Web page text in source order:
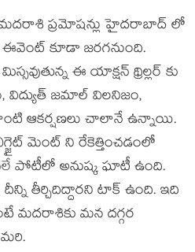
మదరాశి ప్రమోషన్లు హైదరాబాద్ లో
కూడా జరగనుంది.
ఈ యాక్షన్ థ్రిల్లర్ కు
విద్యుత్ జమాల్ విలనిజం,
ఆకర్షణలు చాలానే ఉన్నాయి.
మెంట్ ని రేకెత్తించడంలో
పోటీలో అనుష్క ఘాటీ ఉంది.
దీన్ని తీర్చిదిద్దారని టాక్ ఉంది. ఇది
మదరాశికు మన దగ్గర
మరి.